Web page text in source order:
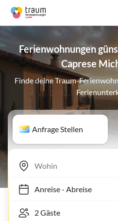
Ferienwohnungen
Caprese
Finde deine Traum-
Anfrage Stellen
Anreise- Abreise